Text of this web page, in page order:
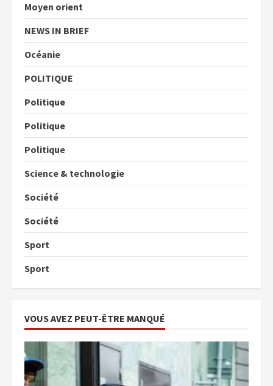
Moyen orient
NEWS IN BRIEF
Océanie
POLITIQUE
Politique
Politique
Politique
Science & technologie
Société
Société
Sport
Sport
VOUS AVEZ PEUT-ÊTRE MANQUÉ